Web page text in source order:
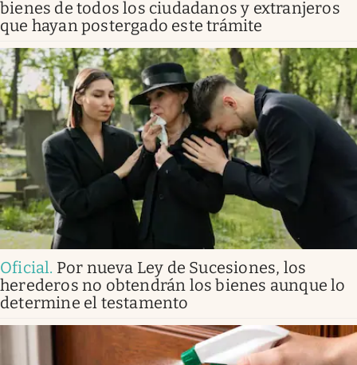
bienes de todos los ciudadanos y extranjeros
que hayan postergado este trámite
Oficial. Por nueva Ley de Sucesiones, los
herederos no obtendrán los bienes aunque lo
determine el testamento